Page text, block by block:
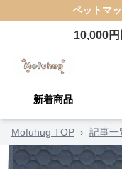
ペットマ
10,000円
新着商品
Mofuhug TOP › 記事一